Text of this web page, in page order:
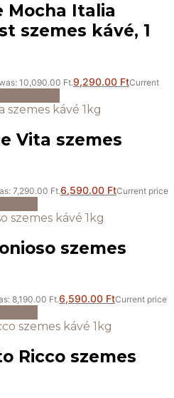
Mocha Italia
szemes kávé, 1
10,090.00 Ft.9,290.00 FtCurrent
Vita szemes
7,290.00 Ft.6,590.00 FtCurrent price
szemes
8,190.00 Ft.6,590.00 FtCurrent price
Ricco szemes